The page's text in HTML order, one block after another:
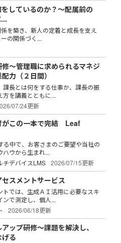
しているのか？～配属前の
を築き、新人の定着と成長を支え
の関係づく...
～管理職に求められるマネジ
力（２日間）
課長とは何をする仕事か、課長の振
方を講義とともに...
07/24更新
がこの一本で完結 Leaf
る中で、お客さまのご要望や当社の
ハウから生まれ...
チデバイスLMS
2026/07/15更新
スメントサービス
トでは、生成ＡＩ活用に必要なスキ
ンで測定し、個人...
2026/06/18更新
ップ研修～課題を解決し、
る